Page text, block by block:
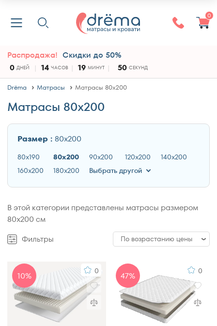
0
Распродажа! Скидки до 50%
0 ДНЕЙ 14 ЧАСОВ 19 МИНУТ 50 СЕКУНД
Drёma Матрасы Матрасы 80x200
Матрасы 80x200
Размер : 80x200
80x190 80x200 90x200 120x200
140x200
160x200
180x200 Выбрать другой
В этой категории представлены матрасы размером
80x200 см
Фильтры
По возрастанию цены
По убыванию цены
По популярности
По рейтингу
10% 0 47% 0